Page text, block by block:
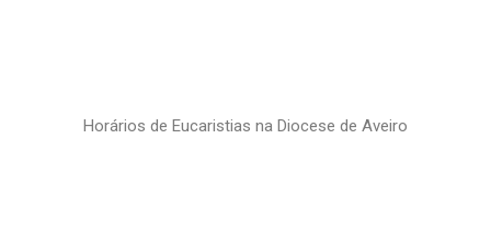
Horários de Eucaristias na Diocese de Aveiro